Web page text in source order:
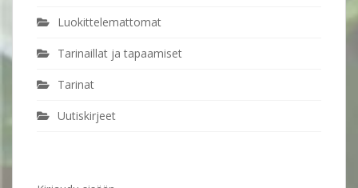
Luokittelemattomat
Tarinaillat ja tapaamiset
Tarinat
Uutiskirjeet